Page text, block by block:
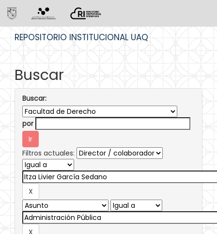
REPOSITORIO INSTITUCIONAL UAQ
Buscar
Buscar:
por
Filtros actuales: